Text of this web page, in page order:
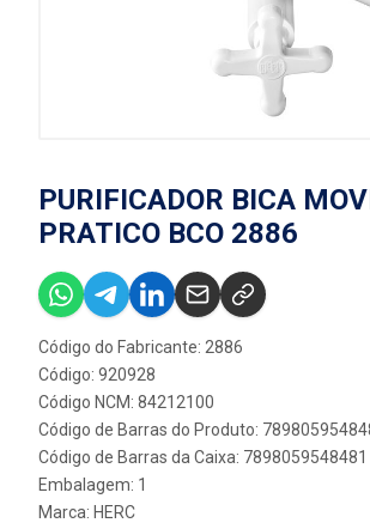
PURIFICADOR BICA
PRATICO BCO 2886
Código do Fabricante: 2886
Código: 920928
Código NCM: 84212100
Código de Barras do Produto:
Código de Barras da Caixa: 7898059548481
Embalagem: 1
Marca: HERC